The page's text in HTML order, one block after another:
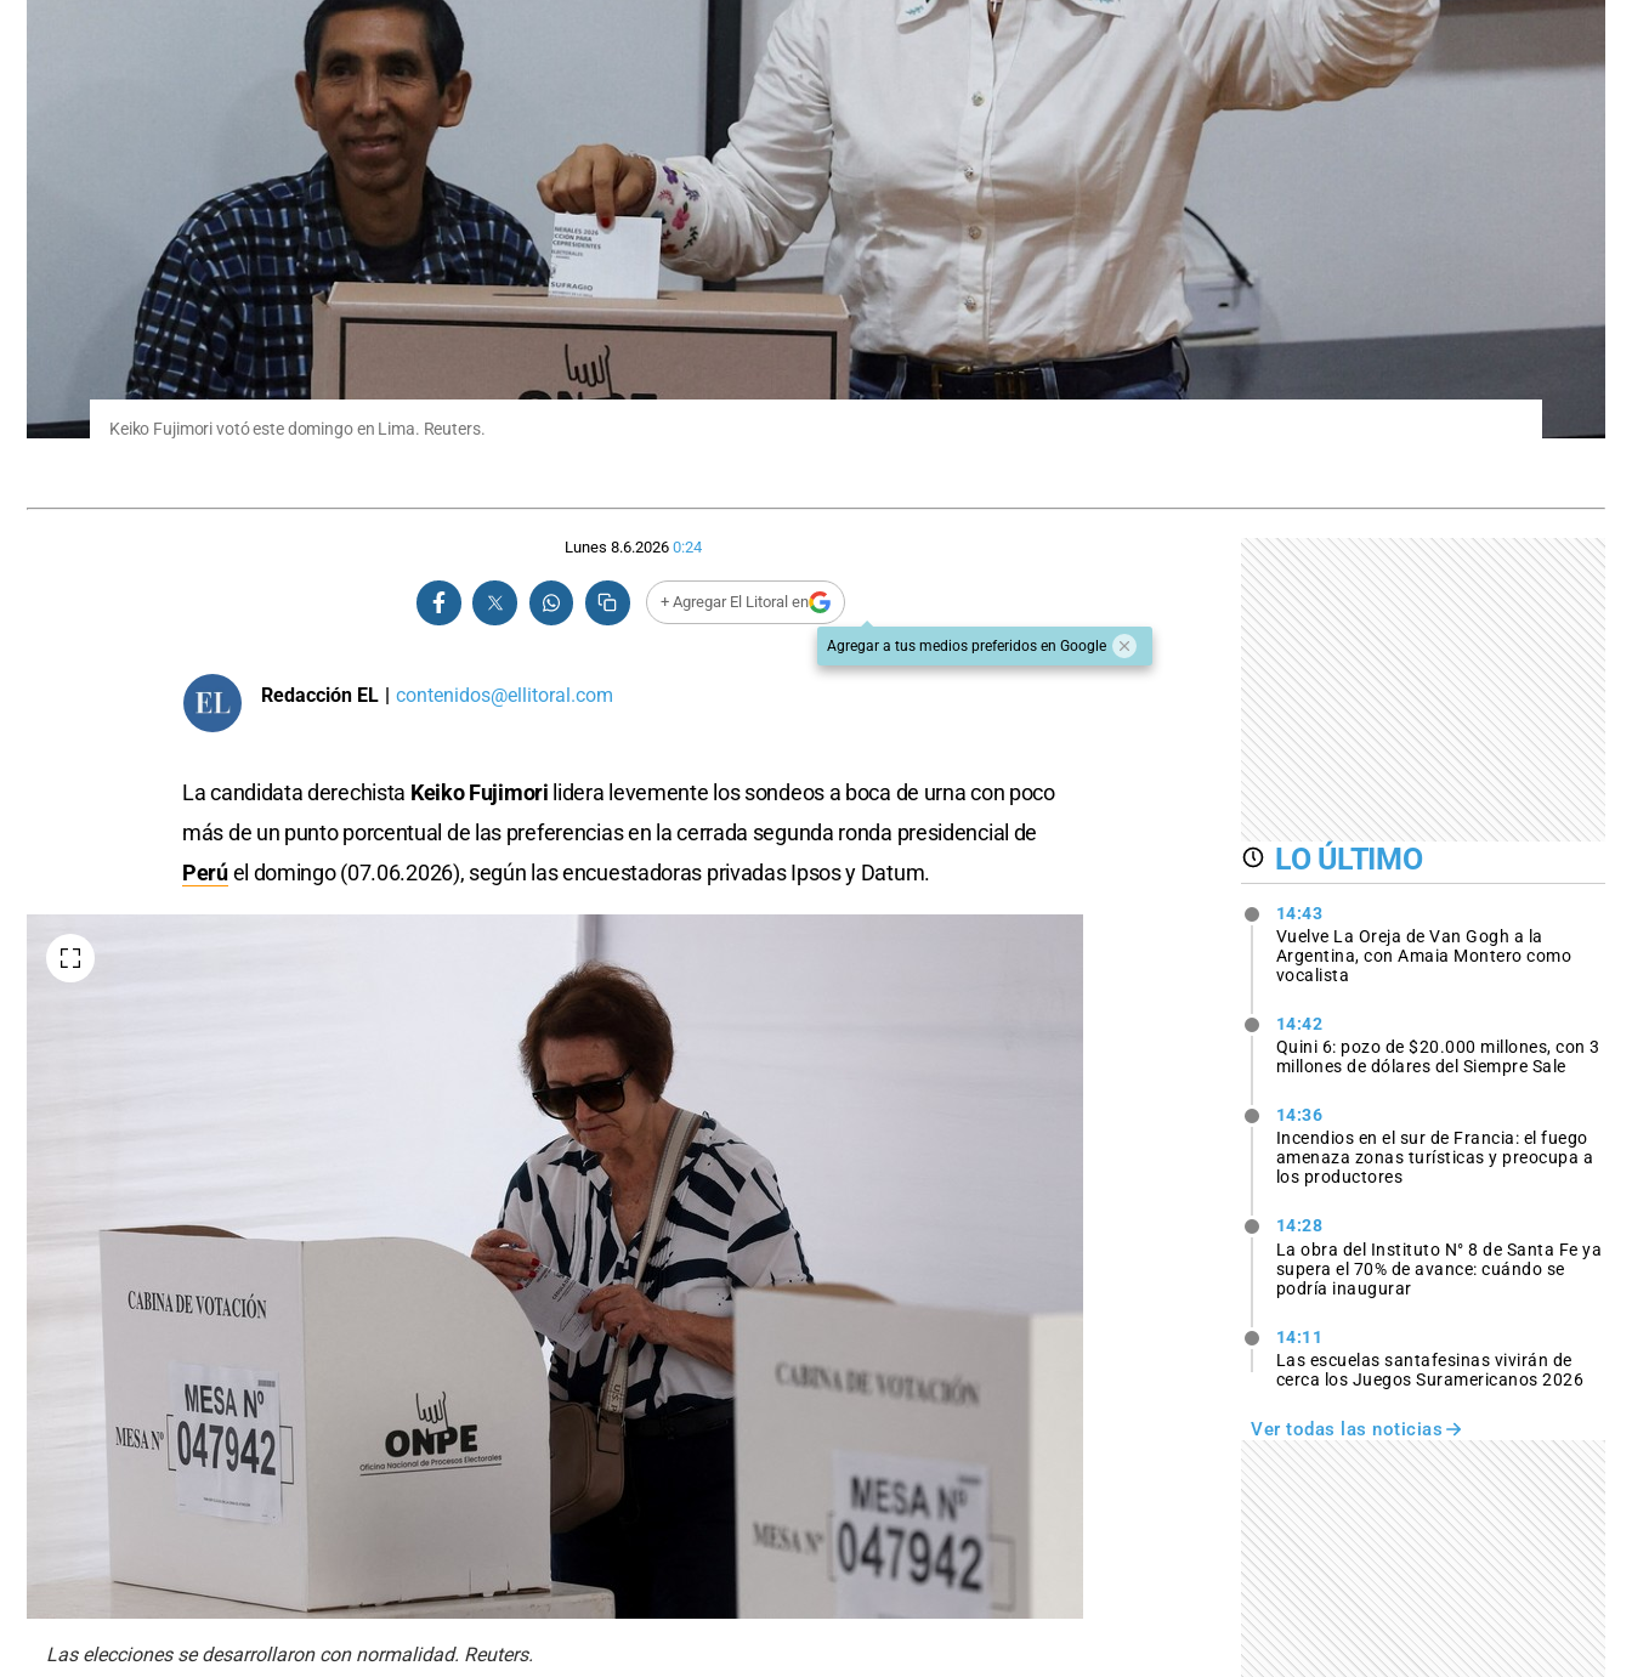
Keiko Fujimori votó este domingo en Lima. Reuters.
Lunes 8.6.2026 0:24
+ Agregar El Litoral en
Agregar a tus medios preferidos en Google
Redacción EL contenidos@ellitoral.com
La candidata derechista Keiko Fujimori lidera levemente los sondeos a boca de urna con poco
más de un punto porcentual de las preferencias en la cerrada segunda ronda presidencial de
Perúel domingo (07.06.2026), según las encuestadoras privadas Ipsos y Datum.
Las elecciones se desarrollaron con normalidad. Reuters.
LO ÚLTIMO
14:43
Vuelve La Oreja de Van Gogh a la
Argentina, con Amaia Montero como
vocalista
14:42
Quini 6: pozo de $20.000 millones, con 3
millones de dólares del Siempre Sale
14:36
Incendios en el sur de Francia: el fuego
amenaza zonas turísticas y preocupa a
los productores
14:28
La obra del Instituto N° 8 de Santa Fe ya
supera el 70% de avance: cuándo se
podría inaugurar
14:11
Las escuelas santafesinas vivirán de
cerca los Juegos Suramericanos 2026
Ver todas las noticias